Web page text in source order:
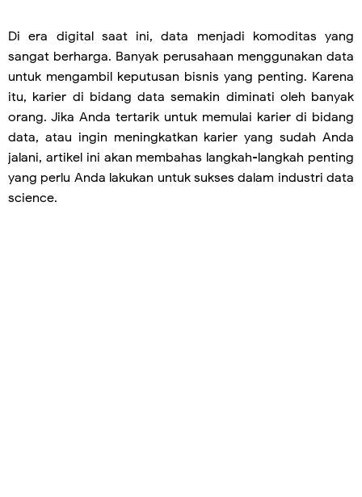
Di era digital saat ini, data menjadi komoditas yang
sangat berharga. Banyak perusahaan menggunakan data
untuk mengambil keputusan bisnis yang penting. Karena
itu, karier di bidang data semakin diminati oleh banyak
orang. Jika Anda tertarik untuk memulai karier di bidang
data, atau ingin meningkatkan karier yang sudah Anda
jalani, artikel ini akan membahas langkah-langkah penting
yang perlu Anda lakukan untuk sukses dalam industri data
science.